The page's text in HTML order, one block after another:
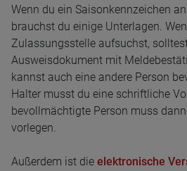
Wenn du ein Saisonkennzeichen
brauchst du einige Unterlagen.
Zulassungsstelle aufsuchst,
Ausweisdokument mit
kannst auch eine andere Person
Halter musst du eine schriftliche
bevollmächtigte Person muss
vorlegen.
Außerdem ist die elektronische